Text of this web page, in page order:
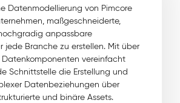
Datenmodellierung von Pimcore
maßgeschneiderte,
anpassbare
jede Branche zu erstellen. Mit über
vereinfacht
Schnittstelle die Erstellung und
Datenbeziehungen über
und binäre Assets.